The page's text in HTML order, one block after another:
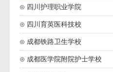
⊙ 四川护理职业学院
⊙ 四川育英医科技校
⊙ 成都铁路卫生学校
⊙ 成都医学院附院护士学校